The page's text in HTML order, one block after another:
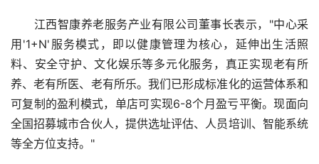
江西智康养老服务产业有限公司董事长表示，"中心采
用'1+N'服务模式，即以健康管理为核心，延伸出生活照
料、安全守护、文化娱乐等多元化服务，真正实现老有所
养、老有所医、老有所乐。我们已形成标准化的运营体系和
可复制的盈利模式，单店可实现6-8个月盈亏平衡。现面向
全国招募城市合伙人，提供选址评估、人员培训、智能系统
等全方位支持。"